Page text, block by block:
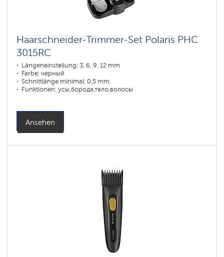
Haarschneider-Trimmer-Set Polaris PHC
3015RC
Längeneinstellung: 3, 6, 9, 12 mm
Farbe: черный
Schnittlänge minimal: 0,5 mm
Funktionen: усы,борода,тело,волосы
Ansehen